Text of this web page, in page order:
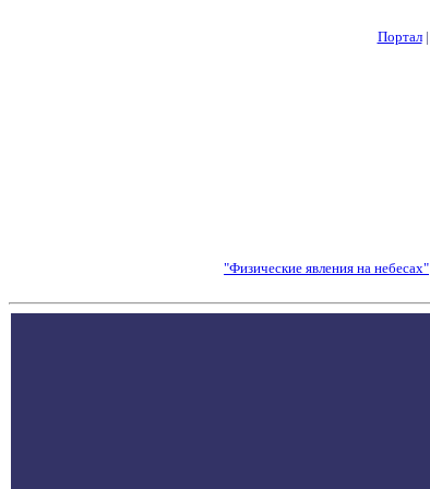
Портал|
"Физические явления на небесах"